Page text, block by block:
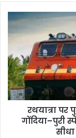
रथयात्रा पर
गोंदिया–पुरी